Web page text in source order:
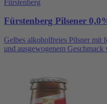
Fürstenberg
Fürstenberg Pilsener
Gelbes alkoholfreies Pilsner mit
und ausgewogenem